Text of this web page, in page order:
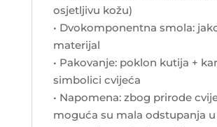
osjetljivu kožu)
• Dvokomponentna smola:
materijal
• Pakovanje: poklon kutija +
simbolici cvijeća
• Napomena: zbog prirode
moguća su mala odstupanja